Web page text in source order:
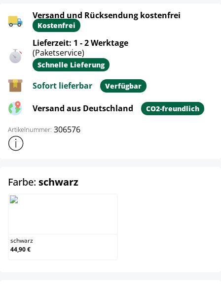
Versand und Rücksendung kostenfrei
Kostenfrei
Lieferzeit: 1 - 2 Werktage
(Paketservice)
Schnelle Lieferung
Sofort lieferbar Verfügbar
Versand aus Deutschland CO2-freundlich
Artikelnummer: 306576
Weitere Produktinformationen anzeigen
Farbe: schwarzauswählen
schwarz
44,90 €